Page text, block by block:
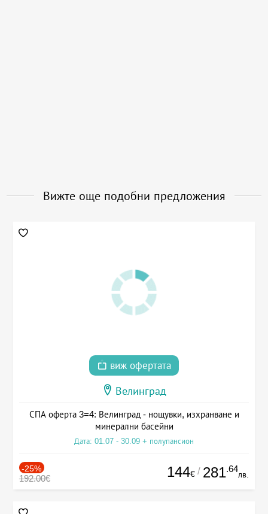
Вижте още подобни предложения
виж офертата
Велинград
СПА оферта 3=4: Велинград - нощувки, изхранване и
минерални басейни
Дата: 01.07 - 30.09 + полупансион
-25%
192.00€ 144€ / 281.64
лв.